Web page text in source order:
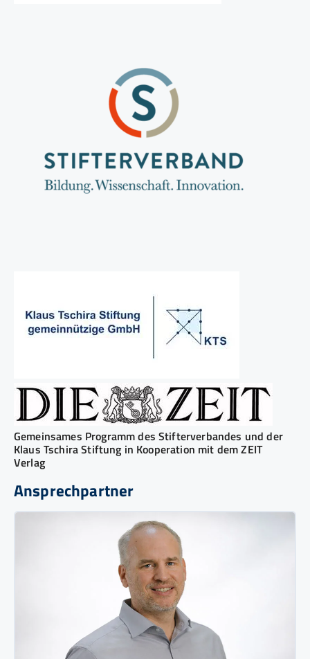
Gemeinsames Programm des Stifterverbandes und der
Klaus Tschira Stiftung in Kooperation mit dem ZEIT
Verlag
Ansprechpartner